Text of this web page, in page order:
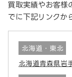
買取実績やお客様
でに下記リンクか
北海道・東北
北海道青森県岩